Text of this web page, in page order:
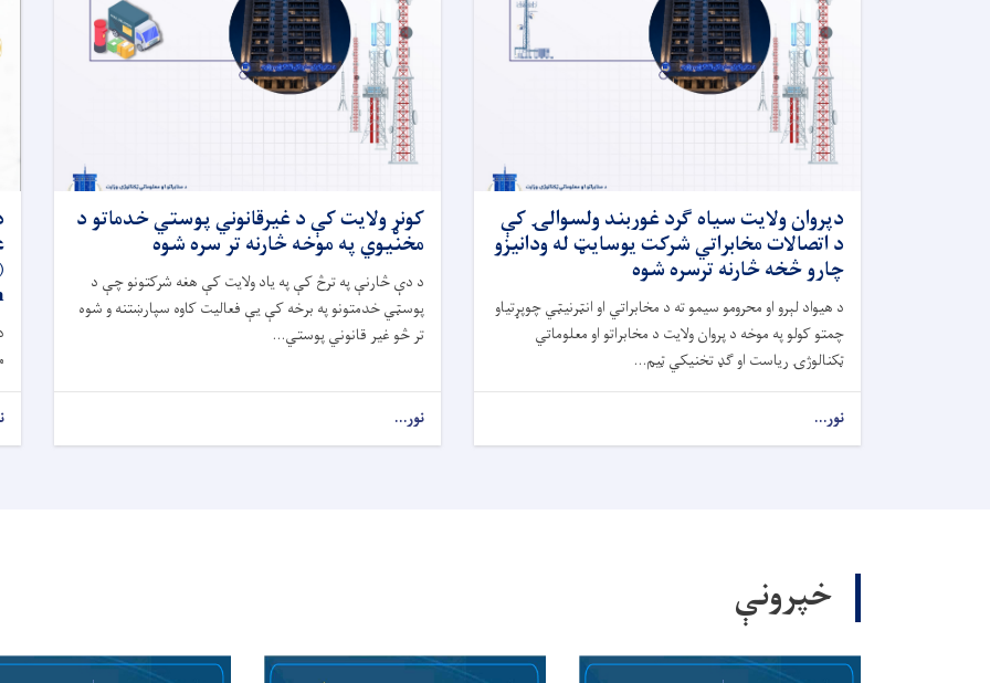
دپروان ولایت سیاه ګرد غوربند ولسوالۍ کې
د اتصالات مخابراتي شرکت یوسایټ له ودانیزو
چارو څخه څارنه ترسره شوه
د هیواد لېرو او محرومو سیمو ته د مخابراتي او انټرنیټي چوپړتیاو
چمتو کولو په موخه د پروان ولایت د مخابراتو او معلوماتي
ټکنالوژۍ ریاست او ګډ تخنیکي ټیم...
نور...
کونړ ولایت کې د غیرقانوني پوستي خدماتو د
مخنیوي په موخه څارنه تر سره شوه
د دې څارنې په ترڅ کې په یاد ولایت کې هغه شرکتونو چې د
پوسټي خدمتونو په برخه کې یې فعالیت کاوه سپارښتنه و شوه
تر څو غیر قانوني پوستي...
نور...
خپرونې